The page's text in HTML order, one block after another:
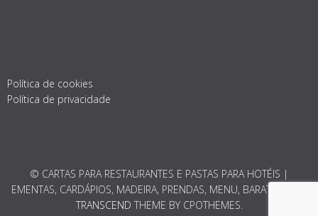
Política de cookies
Política de privacidade
© CARTAS PARA RESTAURANTES E PASTAS PARA HOTÉIS |
EMENTAS, CARDÁPIOS, MADEIRA, PRENDAS, MENU, BARATO 2026.
TRANSCEND THEME BY CPOTHEMES.